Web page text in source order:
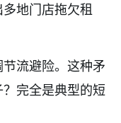
地门店拖欠租
流避险。这种矛
完全是典型的短